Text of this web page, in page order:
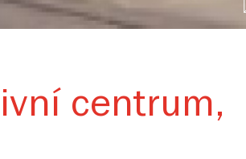
centrum,